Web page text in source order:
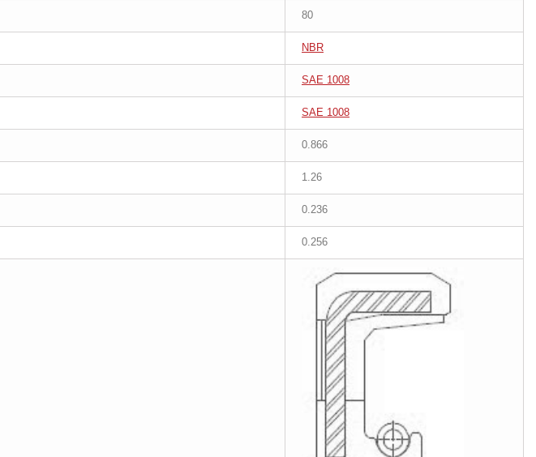
80
NBR
SAE 1008
SAE 1008
0.866
1.26
0.236
0.256